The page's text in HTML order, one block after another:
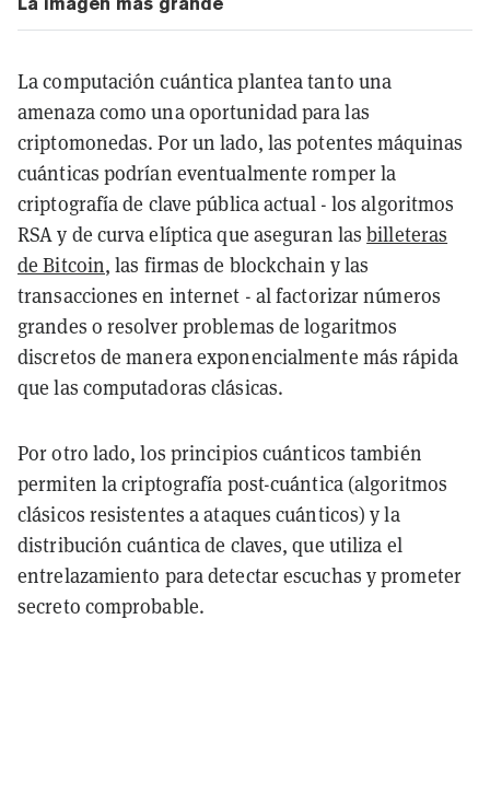
La computación cuántica plantea tanto una
amenazacomo unaoportunidadpara las
criptomonedas. Por un lado, las potentes máquinas
cuánticas podrían eventualmenteromper la
criptografía de clave pública actual- los algoritmos
RSA y de curva elíptica que aseguran lasbilleteras
de Bitcoin, las firmas de blockchain y las
transacciones en internet - al factorizar números
grandes o resolver problemas de logaritmos
discretos de manera exponencialmente más rápida
que las computadoras clásicas.
Por otro lado, los principios cuánticos también
permiten lacriptografía post-cuántica(algoritmos
clásicos resistentes a ataques cuánticos) y la
distribución cuántica de claves, que utiliza el
entrelazamiento para detectar escuchas y prometer
secreto comprobable.